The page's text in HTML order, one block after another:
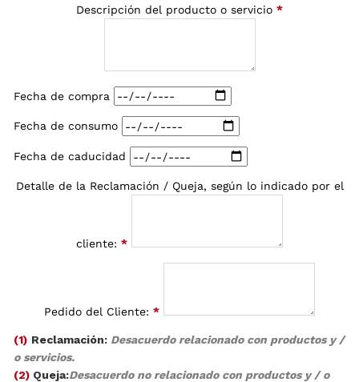
Descripción del producto o servicio *
Fecha de compra
Fecha de consumo
Fecha de caducidad
Detalle de la Reclamación / Queja, según lo indicado por el
cliente: *
Pedido del Cliente: *
(1) Reclamación:Desacuerdo relacionado con productos y /
o servicios.
(2) Queja:Desacuerdo no relacionado con productos y / o